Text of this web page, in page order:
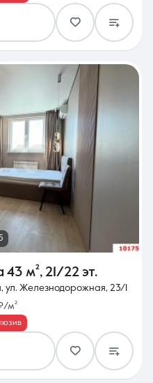
43 м², 21/22 эт.
Железнодорожная, 23/1
м²